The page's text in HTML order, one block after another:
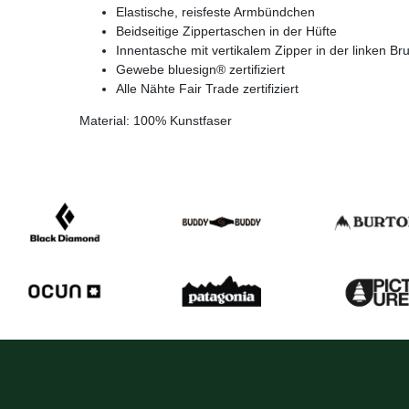
Elastische, reisfeste Armbündchen
Beidseitige Zippertaschen in der Hüfte
Innentasche mit vertikalem Zipper in der linken
Gewebe bluesign® zertifiziert
Alle Nähte Fair Trade zertifiziert
Material: 100% Kunstfaser